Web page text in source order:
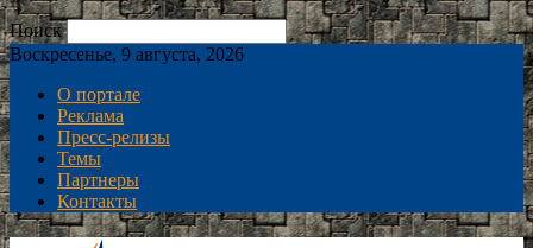
Поиск
Воскресенье, 9 августа, 2026
О портале
Реклама
Пресс-релизы
Темы
Партнеры
Контакты